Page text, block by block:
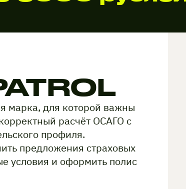
марка, для которой важны
расчёт ОСАГО с
профиля.
предложения страховых
условия и оформить полис